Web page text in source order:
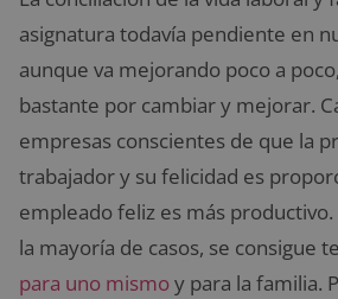
asignatura todavía pendiente en
aunque va mejorando poco a
bastante por cambiar y mejorar.
empresas conscientes de que la
trabajador y su felicidad es
empleado feliz es más productivo.
la mayoría de casos, se consigue
para uno mismoy para la familia.